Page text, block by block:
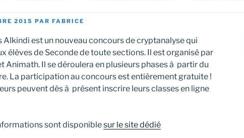
2015 PAR FABRICE
Alkindi est un nouveau concours de cryptanalyse qui
élèves de Seconde de toute sections. Il est organisé par
Animath. Il se déroulera en plusieurs phases à partir du
La participation au concours est entièrement gratuite !
peuvent dès à présent inscrire leurs classes en ligne
sont disponiblesur le site dédié